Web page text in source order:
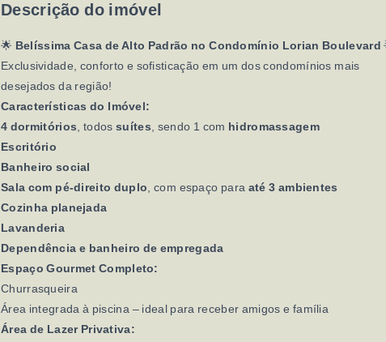
Descrição do imóvel
🌟 Belíssima Casa de Alto Padrão no Condomínio Lorian Boulevard
Exclusividade, conforto e sofisticação em um dos condomínios mais
desejados da região!
Características do Imóvel:
4 dormitórios , todossuítes , sendo 1 com hidromassagem
Escritório
Banheiro social
Sala com pé-direito duplo , com espaço para até 3 ambientes
Cozinha planejada
Lavanderia
Dependência e banheiro de empregada
Espaço Gourmet Completo:
Churrasqueira
Área integrada à piscina – ideal para receber amigos e família
Área de Lazer Privativa: